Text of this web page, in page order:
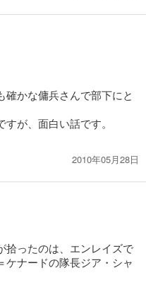
かな傭兵さんで部下にと
が、面白い話です。
2010年05月28日
拾ったのは、エンレイズで
ケナードの隊長ジア・シャ